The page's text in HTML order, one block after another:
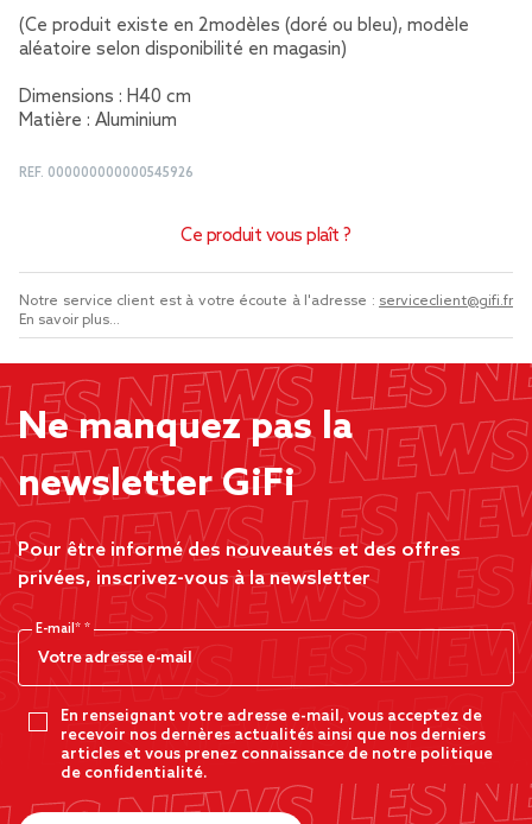
(Ce produit existe en 2modèles (doré ou bleu), modèle
aléatoire selon disponibilité en magasin)
Dimensions : H40 cm
Matière : Aluminium
REF. 000000000000545926
Ce produit vous plaît ?
Notre service client est à votre écoute à l'adresse : serviceclient@gifi.fr
En savoir plus...
Ne manquez pas la
newsletter GiFi
Pour être informé des nouveautés et des offres
privées, inscrivez-vous à la newsletter
E-mail*
En renseignant votre adresse e-mail, vous acceptez de
recevoir nos dernères actualités ainsi que nos derniers
articles et vous prenez connaissance de notre politique
de confidentialité.